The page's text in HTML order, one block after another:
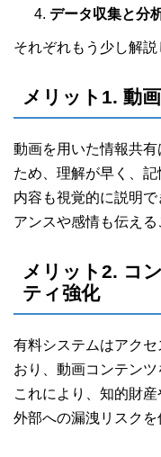
データ収集と分
それぞれもう少し解説
メリット1. 動
動画を用いた情報共
ため、理解が早く、
内容も視覚的に説明
アンスや感情も伝える
メリット2. コ
ティ強化
有料システムはアク
おり、動画コンテンツ
これにより、知的財
外部への漏洩リスクを